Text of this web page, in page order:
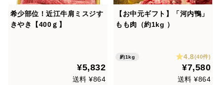
希少部位！近江牛肩ミスジす
きやき【400ｇ】
¥5,832
送料 ¥864
【お中元ギフト】「河内鴨」
もも肉（約1kg ）
約1kg 4.8(40件)
¥7,580
送料 ¥864